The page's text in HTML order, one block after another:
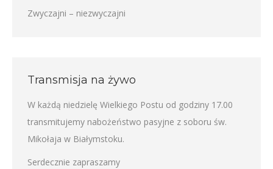
Zwyczajni – niezwyczajni
Transmisja na żywo
W każdą niedzielę Wielkiego Postu od godziny 17.00
transmitujemy nabożeństwo pasyjne z soboru św.
Mikołaja w Białymstoku.
Serdecznie zapraszamy